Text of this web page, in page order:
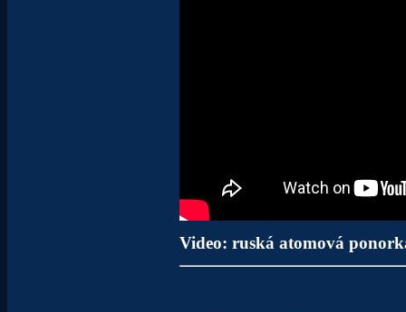
Video: ruská atomová